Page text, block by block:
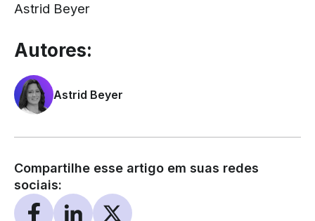
Astrid Beyer
Autores:
Astrid Beyer
Compartilhe esse artigo em suas redes
sociais: